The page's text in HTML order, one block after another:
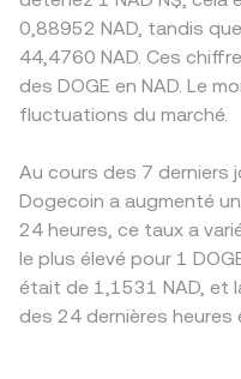
0,88952 NAD, tandis
44,4760 NAD. Ces
des DOGE en NAD. Le
fluctuations du marché.
Au cours des 7 derniers
Dogecoin a augmenté
24 heures, ce taux a
le plus élevé pour 1
était de 1,1531 NAD, et
des 24 dernières heures